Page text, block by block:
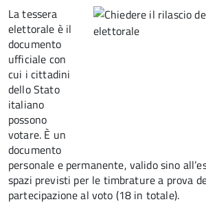
La tessera
elettorale è il
documento
ufficiale con
cui i cittadini
dello Stato
italiano
possono
votare. È un
documento
personale e permanente, valido sino
spazi previsti per le timbrature a prova
partecipazione al voto (18 in totale).